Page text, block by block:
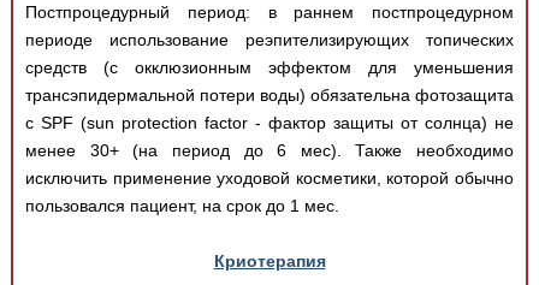
Постпроцедурный период: в раннем постпроцедурном
периоде использование реэпителизирующих топических
средств (с окклюзионным эффектом для уменьшения
трансэпидермальной потери воды) обязательна фотозащита
с SPF (sun protection factor - фактор защиты от солнца) не
менее 30+ (на период до 6 мес). Также необходимо
исключить применение уходовой косметики, которой обычно
пользовался пациент, на срок до 1 мес.
Криотерапия